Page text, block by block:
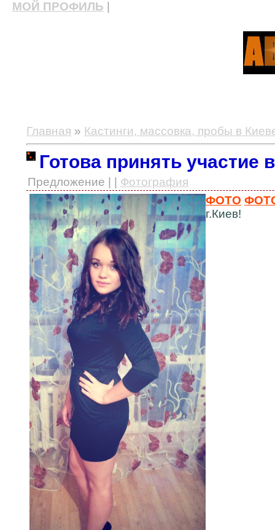
МОЙ ПРОФИЛЬ
Главная » Кастинги, массовка, пробы в
Готова принять участие
Предложение | | Фотография
ФОТО
г.Киев!